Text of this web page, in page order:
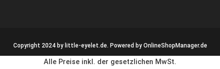
Copyright 2024 by little-eyelet.de. Powered by OnlineShopManager.de
Alle Preise inkl. der gesetzlichen MwSt.